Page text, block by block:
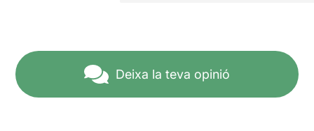
Deixa la teva opinió